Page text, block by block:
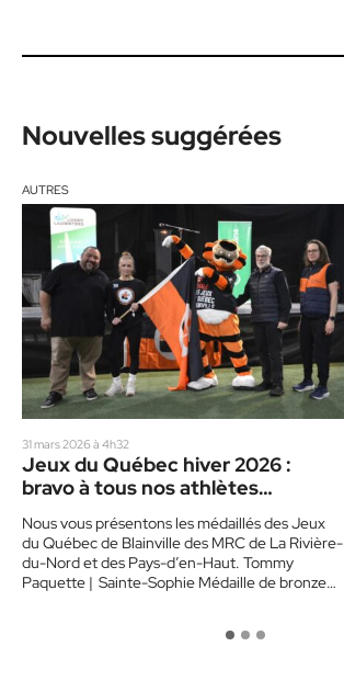
Nouvelles suggérées
AUTRES
31 mars 2026 à 4h32
Jeux du Québec hiver 2026 :
bravo à tous nos athlètes
Nous vous présentons les médaillés des Jeux
du Québec de Blainville des MRC de La Rivière-
du-Nord et des Pays-d’en-Haut. Tommy
Paquette | Sainte-Sophie Médaille de bronze